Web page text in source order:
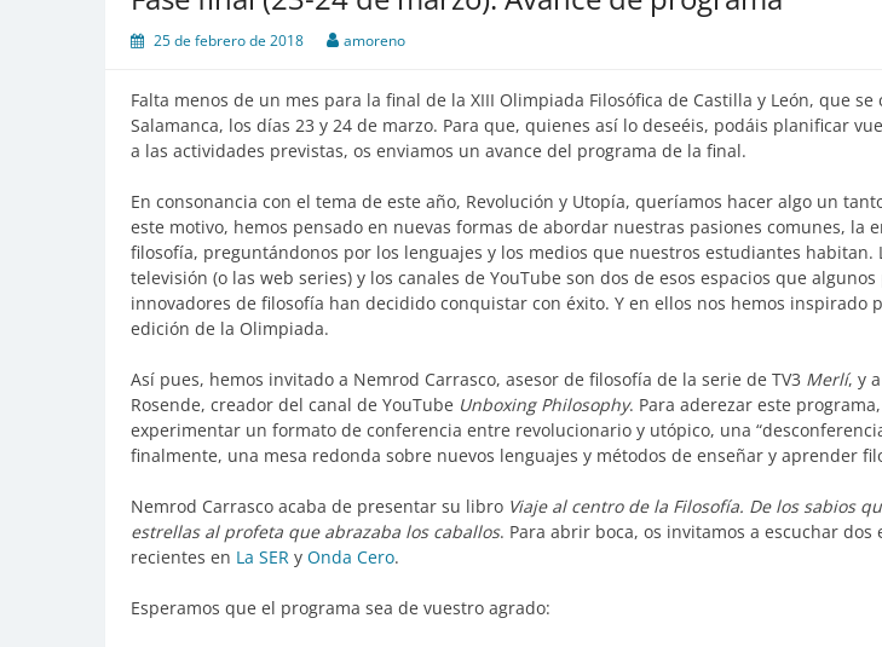
25 de febrero de 2018 amoreno
Falta menos de un mes para la final de la XIII Olimpiada Filosófica de Castilla y León, que se
Salamanca, los días 23 y 24 de marzo. Para que, quienes así lo deseéis, podáis planificar
a las actividades previstas, os enviamos un avance del programa de la final.
En consonancia con el tema de este año, Revolución y Utopía, queríamos hacer algo un
este motivo, hemos pensado en nuevas formas de abordar nuestras pasiones comunes, la
filosofía, preguntándonos por los lenguajes y los medios que nuestros estudiantes habitan.
televisión (o las web series) y los canales de YouTube son dos de esos espacios que
innovadores de filosofía han decidido conquistar con éxito. Y en ellos nos hemos inspirado
edición de la Olimpiada.
Así pues, hemos invitado a Nemrod Carrasco, asesor de filosofía de la serie de TV3 Merlí, y
Rosende, creador del canal de YouTube Unboxing Philosophy. Para aderezar este
experimentar un formato de conferencia entre revolucionario y utópico, una
finalmente, una mesa redonda sobre nuevos lenguajes y métodos de enseñar y aprender
Nemrod Carrasco acaba de presentar su libro Viaje al centro de la Filosofía. De los sabios
estrellas al profeta que abrazaba los caballos. Para abrir boca, os invitamos a escuchar dos
recientes en La SER y Onda Cero.
Esperamos que el programa sea de vuestro agrado: